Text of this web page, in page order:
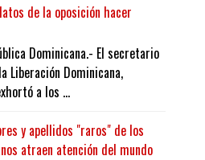
de la oposición hacer
Dominicana.- El secretario
Liberación Dominicana,
a los ...
y apellidos "raros" de los
atraen atención del mundo